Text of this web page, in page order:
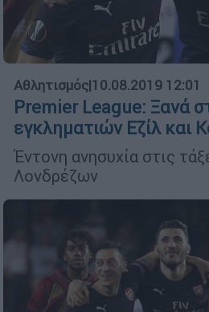
Αθλητισμός|10.08.2019 12:01
Premier League: Ξανά
εγκληματιών Εζίλ και
Έντονη ανησυχία στις
Λονδρέζων